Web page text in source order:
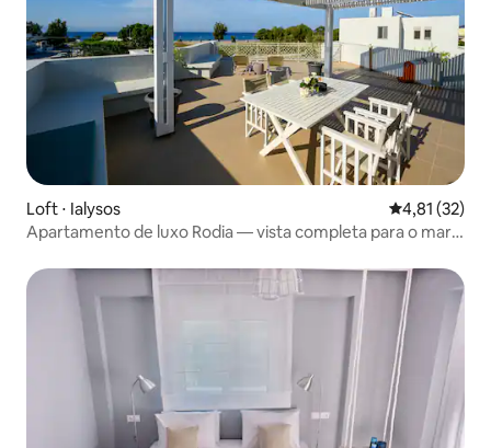
Loft ⋅ Ialysos 4,81 de uma
4,81 (32)
Apartamento de luxo Rodia — vista completa para o mar